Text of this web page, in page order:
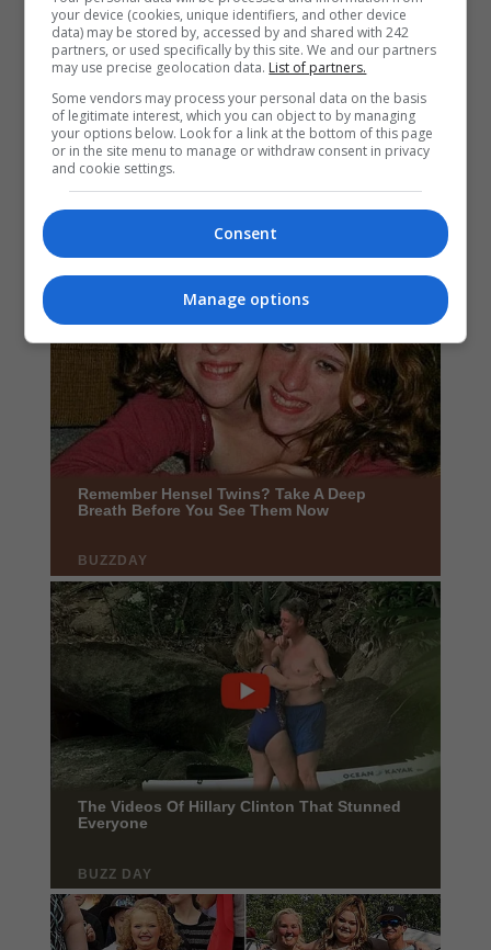
your device (cookies, unique identifiers, and other device
data) may be stored by, accessed by and shared with 242
partners, or used specifically by this site. We and our partners
may use precise geolocation data. List of partners.
Some vendors may process your personal data on the basis
of legitimate interest, which you can object to by managing
your options below. Look for a link at the bottom of this page
or in the site menu to manage or withdraw consent in privacy
and cookie settings.
Consent
Manage options